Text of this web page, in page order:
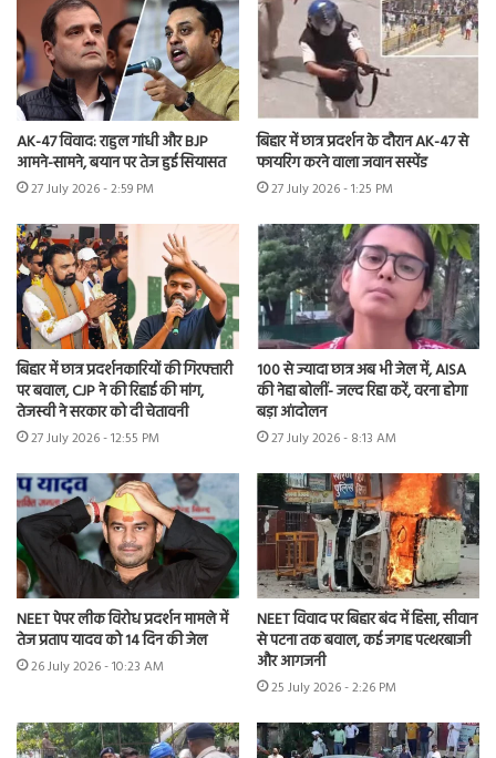
AK-47 विवाद: राहुल गांधी और BJP
आमने-सामने, बयान पर तेज हुई सियासत
27 July 2026 - 2:59 PM
बिहार में छात्र प्रदर्शन के दौरान AK-47 से
फायरिंग करने वाला जवान सस्पेंड
27 July 2026 - 1:25 PM
बिहार में छात्र प्रदर्शनकारियों की गिरफ्तारी
पर बवाल, CJP ने की रिहाई की मांग,
तेजस्वी ने सरकार को दी चेतावनी
27 July 2026 - 12:55 PM
100 से ज्यादा छात्र अब भी जेल में, AISA
की नेहा बोलीं- जल्द रिहा करें, वरना होगा
बड़ा आंदोलन
27 July 2026 - 8:13 AM
NEET पेपर लीक विरोध प्रदर्शन मामले में
तेज प्रताप यादव को 14 दिन की जेल
26 July 2026 - 10:23 AM
NEET विवाद पर बिहार बंद में हिंसा, सीवान
से पटना तक बवाल, कई जगह पत्थरबाजी
और आगजनी
25 July 2026 - 2:26 PM